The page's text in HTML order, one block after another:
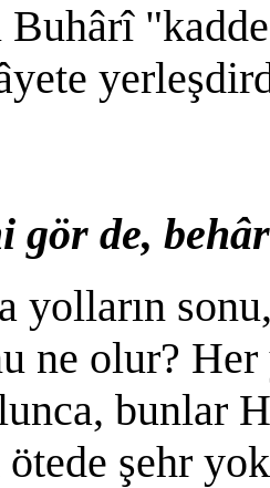
gör de,
yolların
ne olur?
bunlar
şehr